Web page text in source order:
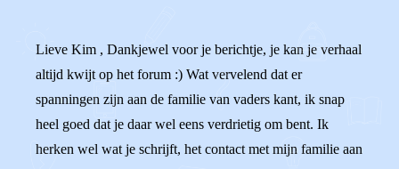
Lieve Kim , Dankjewel voor je berichtje, je kan je verhaal
altijd kwijt op het forum :) Wat vervelend dat er
spanningen zijn aan de familie van vaders kant, ik snap
heel goed dat je daar wel eens verdrietig om bent. Ik
herken wel wat je schrijft, het contact met mijn familie aan